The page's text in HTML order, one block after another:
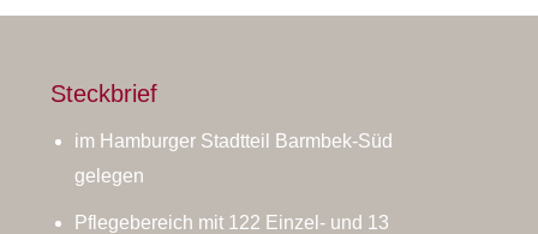
Steckbrief
im Hamburger Stadtteil Barmbek-Süd
gelegen
Pflegebereich mit 122 Einzel- und 13